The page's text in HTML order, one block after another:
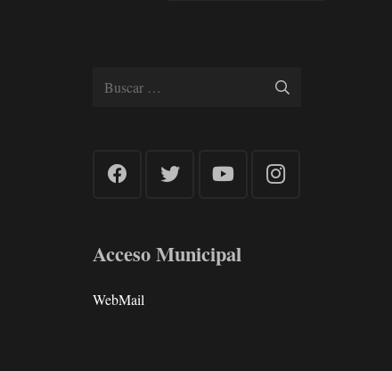
Buscar:
Acceso Municipal
WebMail